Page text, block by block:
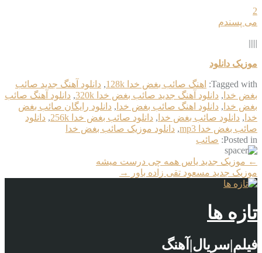
2
می پسندم
|||||
موزیک دانلود
Tagged with: اهنگ صائب بغض خدا 128k , دانلود آهنگ جدید صائب
بغض خدا , دانلود آهنگ جدید صائب بغض خدا 320k , دانلود آهنگ صائب
بغض خدا , دانلود اهنگ صائب بغض خدا , دانلود رایگان صائب بغض
خدا , دانلود صائب بغض خدا , دانلود صائب بغض خدا 256k , دانلود
صائب بغض خدا mp3
, دانلود موزیک صائب بغض خدا
Posted in: صائب
More
Articles
← موزیک جدید یاس همه چی درست میشه
موزیک جدید مسعود تقی زاده باور
→
تازه ها
فیلم|سریال|آهنگ